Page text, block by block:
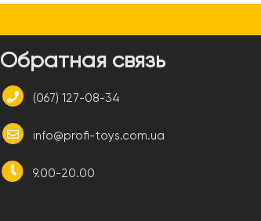
Обратная связь
(067) 127-08-34
info@profi-toys.com.ua
9.00-20.00